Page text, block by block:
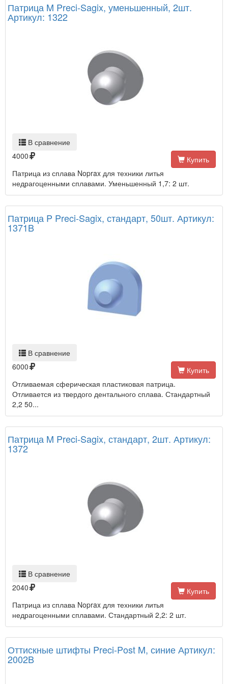
Патрица M Preci-Sagix, уменьшенный, 2шт.
Артикул: 1322
В сравнение
4000
Купить
Патрица из сплава Noprax для техники литья
недрагоценными сплавами. Уменьшенный 1,7: 2 шт.
Патрица P Preci-Sagix, стандарт, 50шт. Артикул:
1371B
В сравнение
6000
Купить
Отливаемая сферическая пластиковая патрица.
Отливается из твердого дентального сплава. Стандартный
2,2 50...
Патрица M Preci-Sagix, стандарт, 2шт. Артикул:
1372
В сравнение
2040
Купить
Патрица из сплава Noprax для техники литья
недрагоценными сплавами. Стандартный 2,2: 2 шт.
Оттискные штифты Preci-Post M, синие Артикул:
2002B